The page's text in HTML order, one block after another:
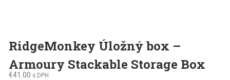
RidgeMonkey Úložný box –
Armoury Stackable Storage Box
€41.00 s DPH